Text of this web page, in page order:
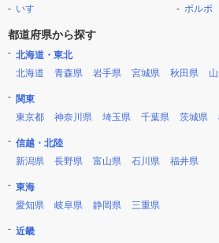
いすゞ
ボルボ
都道府県から探す
北海道・東北
北海道
青森県 岩手県 宮城県 秋田県
関東
東京都
神奈川県 埼玉県 千葉県 茨城県
信越・北陸
新潟県
長野県 富山県 石川県 福井県
東海
愛知県
岐阜県 静岡県 三重県
近畿